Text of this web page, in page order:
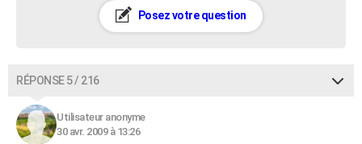
Posez votre question
RÉPONSE 5 / 216
Utilisateur anonyme
30 avr. 2009 à 13:26